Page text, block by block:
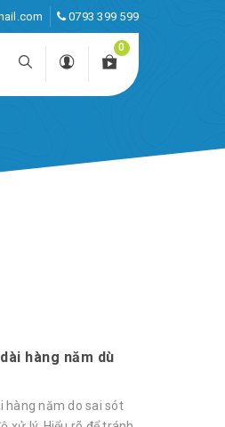
0793 399 599
0
hàng năm dù
hàng năm do sai sót